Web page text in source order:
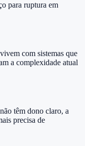
para ruptura em
com sistemas que
a complexidade atual
têm dono claro, a
precisa de